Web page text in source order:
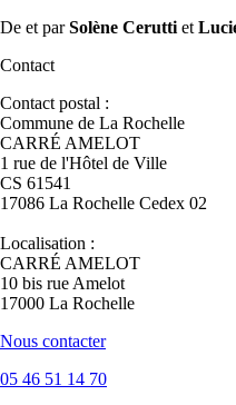
De et parSolène Cerutti et
Contact
Contact postal :
Commune de La Rochelle
CARRÉ AMELOT
1 rue de l'Hôtel de Ville
CS 61541
17086 La Rochelle Cedex 02
Localisation :
CARRÉ AMELOT
10 bis rue Amelot
17000 La Rochelle
Nous contacter
05 46 51 14 70